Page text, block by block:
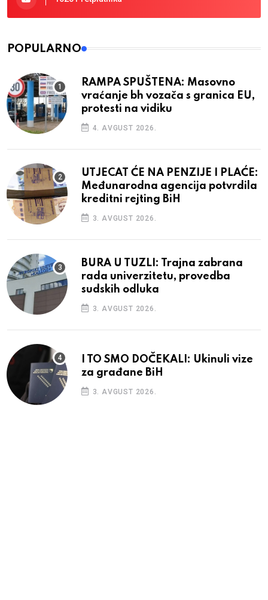
POPULARNO
RAMPA SPUŠTENA: Masovno
vraćanje bh vozača s granica EU,
protesti na vidiku
4. AVGUST 2026.
UTJECAT ĆE NA PENZIJE I PLAĆE:
Međunarodna agencija potvrdila
kreditni rejting BiH
3. AVGUST 2026.
BURA U TUZLI: Trajna zabrana
rada univerzitetu, provedba
sudskih odluka
3. AVGUST 2026.
I TO SMO DOČEKALI: Ukinuli vize
za građane BiH
3. AVGUST 2026.